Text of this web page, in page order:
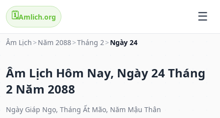
🗓️Amlich.org
Âm Lịch > Năm 2088>Tháng 2> Ngày 24
Âm Lịch Hôm Nay, Ngày 24 Tháng
2 Năm 2088
Ngày Giáp Ngọ, Tháng Ất Mão, Năm Mậu Thân